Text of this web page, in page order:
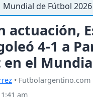
Mundial de Fútbol 2026
actuación,
4-1 a
el
• Futbolargentino.com
am